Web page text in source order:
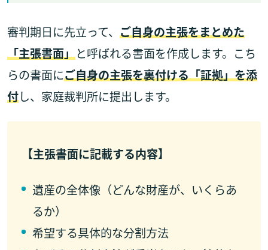
審判期日に先立って、 ご自身の主張をまとめた
「主張書面」と呼ばれる書面を作成します。こち
らの書面にご自身の主張を裏付ける「証拠」を添
付し、家庭裁判所に提出します。
【主張書面に記載する内容】
遺産の全体像（どんな財産が、いくらあ
るか）
希望する具体的な分割方法